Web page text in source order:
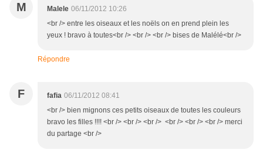
M Malele 06/11/2012 10:26
<br /> entre les oiseaux et les noëls on en prend plein les
yeux ! bravo à toutes<br /> <br /> <br /> bises de Malélé<br />
Répondre
F fafia 06/11/2012 08:41
<br /> bien mignons ces petits oiseaux de toutes les couleurs
bravo les filles !!!! <br /> <br /> <br /> <br /> <br /> <br /> merci
du partage <br />